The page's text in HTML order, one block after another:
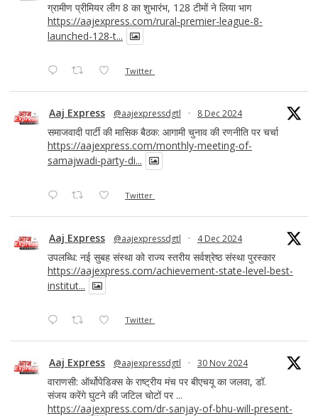
ग्रामीण प्रीमियर लीग 8 का शुभारंभ, 128 टीमों ने लिया भाग
https://aajexpress.com/rural-premier-league-8-
launched-128-t...
Twitter
Aaj Express @aajexpressdgtl · 8 Dec 2024
समाजवादी पार्टी की मासिक बैठक: आगामी चुनाव की रणनीति पर चर्चा
https://aajexpress.com/monthly-meeting-of-
samajwadi-party-di...
Twitter
Aaj Express @aajexpressdgtl · 4 Dec 2024
उपलब्धि: नई सुबह संस्था को राज्य स्तरीय सर्वश्रेष्ठ संस्था पुरस्कार
https://aajexpress.com/achievement-state-level-best-
institut...
Twitter
Aaj Express @aajexpressdgtl · 30 Nov 2024
वाराणसी: ऑर्थोपेडिक्स के राष्ट्रीय मंच पर बीएचयू का जलवा, डॉ.
संजय करेंगे घुटने की जटिल चोटों पर ...
https://aajexpress.com/dr-sanjay-of-bhu-will-present-